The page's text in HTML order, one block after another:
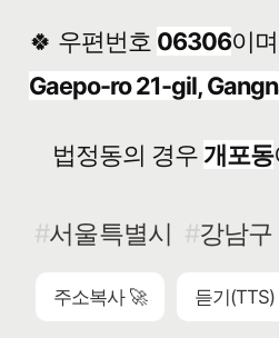
🍀 우편번호 06306이
Gaepo-ro 21-gil,
법정동의 경우개포동
서울특별시 강남구
주소복사 🚀 듣기(TTS)